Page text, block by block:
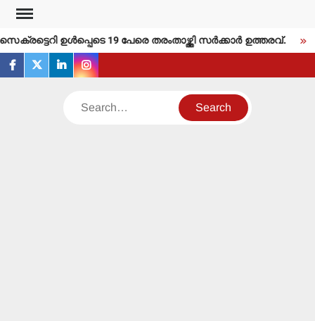
Skip
content
ഉള്‍പ്പെടെ 19 പേരെ തരംതാഴ്ത്തി സര്‍ക്കാര്‍ ഉത്തരവ്.
facebook
twitterlinkedininstagram
Search